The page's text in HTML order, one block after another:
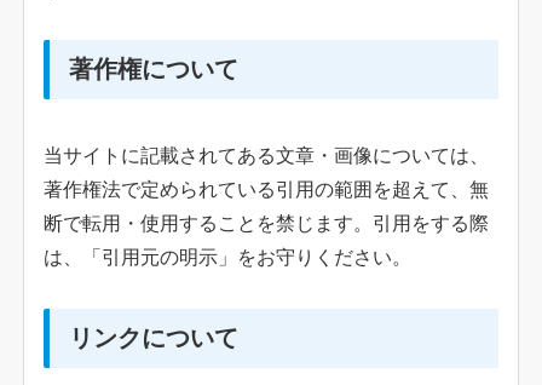
著作権について
当サイトに記載されてある文章・画像については、
著作権法で定められている引用の範囲を超えて、無
断で転用・使用することを禁じます。引用をする際
は、「引用元の明示」をお守りください。
リンクについて